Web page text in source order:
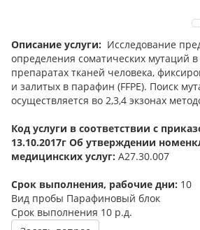
Описание услуги: Исследование
определения соматических мутаций в
препаратах тканей человека,
и залитых в парафин (FFPE). Поиск
осуществляется во 2,3,4 экзонах
Код услуги в соответствии с
13.10.2017г Об утверждении
медицинских услуг: А27.30.007
Срок выполнения, рабочие дни: 10
Вид пробы Парафиновый блок
Срок выполнения 10 р.д.